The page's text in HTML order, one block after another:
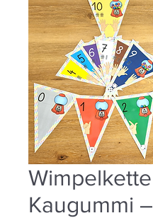
Wimpelkette
Kaugummi –